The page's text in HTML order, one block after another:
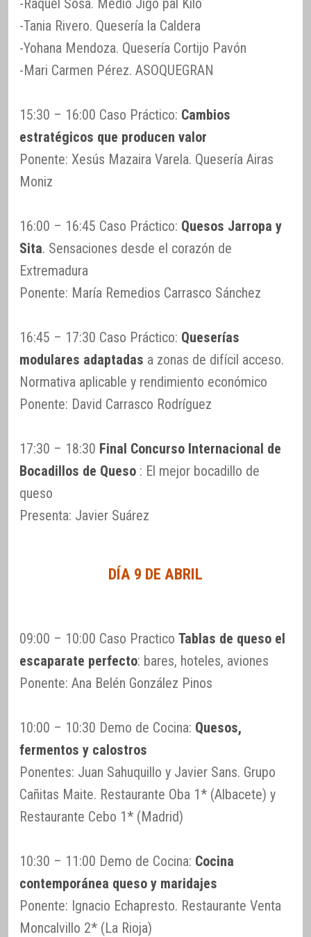
-Raquel Sosa. Medio Jigo pal Kilo
-Tania Rivero. Quesería la Caldera
-Yohana Mendoza. Quesería Cortijo Pavón
-Mari Carmen Pérez. ASOQUEGRAN
15:30 – 16:00 Caso Práctico: Cambios
estratégicos que producen valor
Ponente: Xesús Mazaira Varela. Quesería Airas
Moniz
16:00 – 16:45 Caso Práctico: Quesos Jarropa y
Sita. Sensaciones desde el corazón de
Extremadura
Ponente: María Remedios Carrasco Sánchez
16:45 – 17:30 Caso Práctico: Queserías
modulares adaptadas a zonas de difícil acceso.
Normativa aplicable y rendimiento económico
Ponente: David Carrasco Rodríguez
17:30 – 18:30 Final Concurso Internacional de
Bocadillos de Queso : El mejor bocadillo de
queso
Presenta: Javier Suárez
DÍA 9 DE ABRIL
09:00 – 10:00 Caso Practico Tablas de queso el
escaparate perfecto: bares, hoteles, aviones
Ponente: Ana Belén González Pinos
10:00 – 10:30 Demo de Cocina: Quesos,
fermentos y calostros
Ponentes: Juan Sahuquillo y Javier Sans. Grupo
Cañitas Maite. Restaurante Oba 1* (Albacete) y
Restaurante Cebo 1* (Madrid)
10:30 – 11:00 Demo de Cocina: Cocina
contemporánea queso y maridajes
Ponente: Ignacio Echapresto. Restaurante Venta
Moncalvillo 2* (La Rioja)